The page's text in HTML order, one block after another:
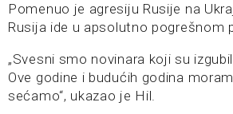
Pomenuo je agresiju Rusije na
Rusija ide u apsolutno pogrešnom
„Svesni smo novinara koji su
Ove godine i budućih godina
sećamo“, ukazao je Hil.